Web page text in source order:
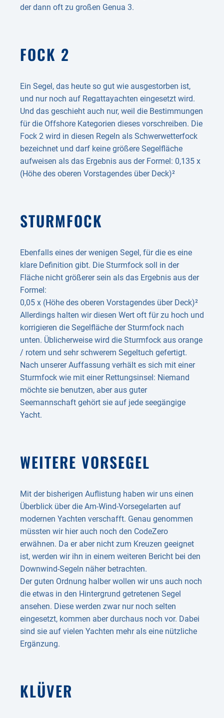
der dann oft zu großen Genua 3.
FOCK 2
Ein Segel, das heute so gut wie ausgestorben ist,
und nur noch auf Regattayachten eingesetzt wird.
Und das geschieht auch nur, weil die Bestimmungen
für die Offshore Kategorien dieses vorschreiben. Die
Fock 2 wird in diesen Regeln als Schwerwetterfock
bezeichnet und darf keine größere Segelfläche
aufweisen als das Ergebnis aus der Formel: 0,135 x
(Höhe des oberen Vorstagendes über Deck)²
STURM­FOCK
Ebenfalls eines der wenigen Segel, für die es eine
klare Definition gibt. Die Sturmfock soll in der
Fläche nicht größerer sein als das Ergebnis aus der
Formel:
0,05 x (Höhe des oberen Vorstagendes über Deck)²
Allerdings halten wir diesen Wert oft für zu hoch und
korrigieren die Segelfläche der Sturmfock nach
unten. Üblicherweise wird die Sturmfock aus orange
/ rotem und sehr schwerem Segeltuch gefertigt.
Nach unserer Auffassung verhält es sich mit einer
Sturmfock wie mit einer Rettungsinsel: Niemand
möchte sie benutzen, aber aus guter
Seemannschaft gehört sie auf jede seegängige
Yacht.
WEITERE VORSEGEL
Mit der bisherigen Auflistung haben wir uns einen
Überblick über die Am-Wind-Vorsegelarten auf
modernen Yachten verschafft. Genau genommen
müssten wir hier auch noch den CodeZero
erwähnen. Da er aber nicht zum Kreuzen geeignet
ist, werden wir ihn in einem weiteren Bericht bei den
Downwind-Segeln näher betrachten.
Der guten Ordnung halber wollen wir uns auch noch
die etwas in den Hintergrund getretenen Segel
ansehen. Diese werden zwar nur noch selten
eingesetzt, kommen aber durchaus noch vor. Dabei
sind sie auf vielen Yachten mehr als eine nützliche
Ergänzung.
KLÜVER